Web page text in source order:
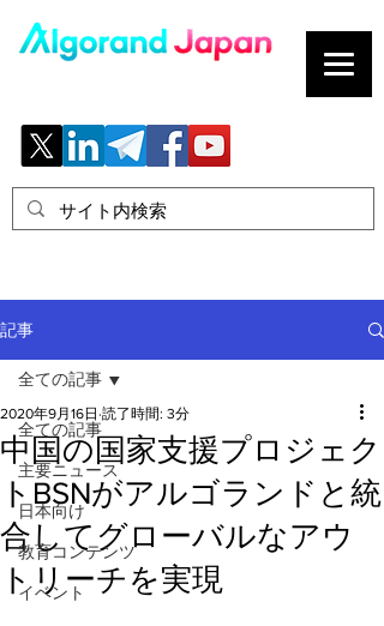
記事
全ての記事
主要ニュース
日本向け
教育コンテンツ
イベント
全ての記事
中国の国家支援プロジェク
トBSNがアルゴランドと統
合してグローバルなアウ
トリーチを実現
2020年9月16日 読了時間: 3分